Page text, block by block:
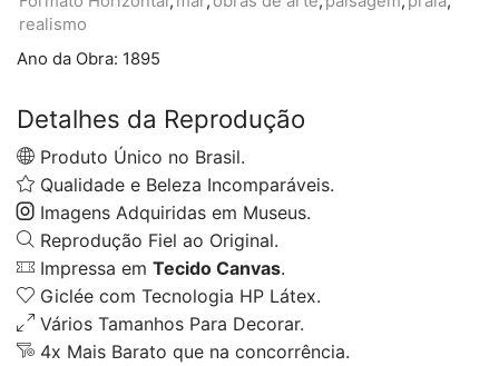
realismo
Ano da Obra: 1895
Detalhes da Reprodução
Produto Único no Brasil.
Qualidade e Beleza Incomparáveis.
Imagens Adquiridas em Museus.
Reprodução Fiel ao Original.
Impressa em Tecido Canvas.
Giclée com Tecnologia HP Látex.
Vários Tamanhos Para Decorar.
4x Mais Barato que na concorrência.